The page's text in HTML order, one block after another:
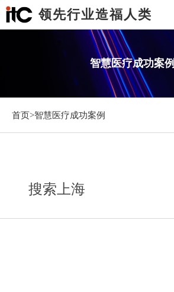
领先行业造福人类
智慧医疗成功案例
首页>智慧医疗成功案例
搜索上海